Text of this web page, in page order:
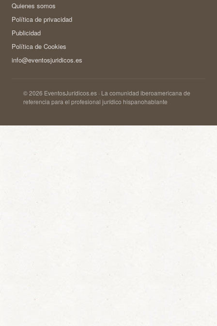
Quienes somos
Política de privacidad
Publicidad
Política de Cookies
info@eventosjuridicos.es
© 2026 EventosJurídicos.es · La comunidad iberoamericana de
referencia para el profesional jurídico hispanohablante